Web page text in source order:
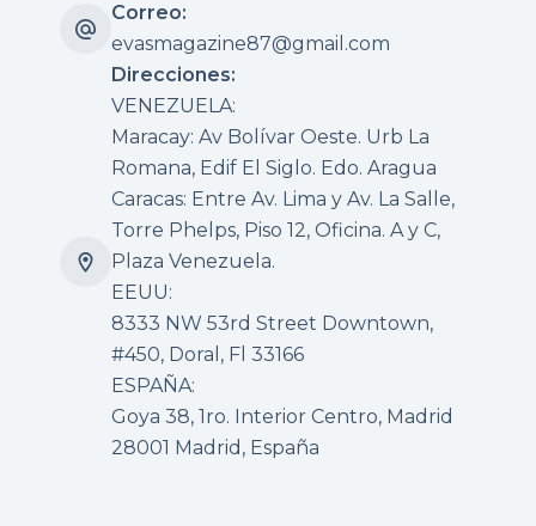
Correo:
evasmagazine87@gmail.com
Direcciones:
VENEZUELA:
Maracay: Av Bolívar Oeste. Urb La
Romana, Edif El Siglo. Edo. Aragua
Caracas: Entre Av. Lima y Av. La Salle,
Torre Phelps, Piso 12, Oficina. A y C,
Plaza Venezuela.
EEUU:
8333 NW 53rd Street Downtown,
#450, Doral, Fl 33166
ESPAÑA:
Goya 38, 1ro. Interior Centro, Madrid
28001 Madrid, España